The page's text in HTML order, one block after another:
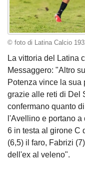
© foto di Latina Calcio
La vittoria del Latina
Messaggero: "Altro
Potenza vince la sua
grazie alle reti di Del
confermano quanto
l'Avellino e portano
6 in testa al girone C
(6,5) il faro, Fabrizi
dell'ex al veleno".